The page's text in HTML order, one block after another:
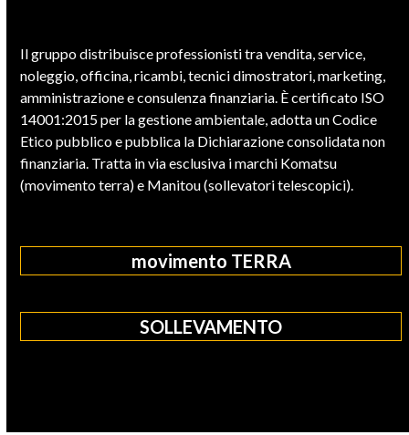
Il gruppo distribuisce professionisti tra vendita, service,
noleggio, officina, ricambi, tecnici dimostratori, marketing,
amministrazione e consulenza finanziaria. È certificato ISO
14001:2015 per la gestione ambientale, adotta un Codice
Etico pubblico e pubblica la Dichiarazione consolidata non
finanziaria. Tratta in via esclusiva i marchi Komatsu
(movimento terra) e Manitou (sollevatori telescopici).
movimento TERRA
SOLLEVAMENTO